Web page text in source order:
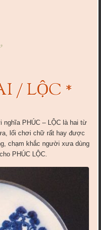
/ LỘC *
PHÚC – LỘC là hai từ
lối chơi chữ rất hay được
chạm khắc người xưa dùng
PHÚC LỘC.